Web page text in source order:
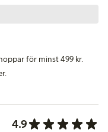
för minst 499 kr.
4.9